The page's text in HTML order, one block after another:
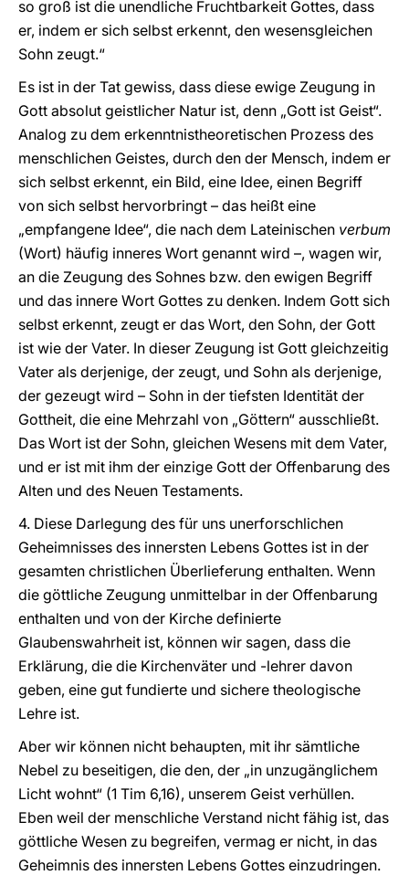
so groß ist die unendliche Fruchtbarkeit Gottes, dass
er, indem er sich selbst erkennt, den wesensgleichen
Sohn zeugt.“
Es ist in der Tat gewiss, dass diese ewige Zeugung in
Gott absolut geistlicher Natur ist, denn „Gott ist Geist“.
Analog zu dem erkenntnistheoretischen Prozess des
menschlichen Geistes, durch den der Mensch, indem er
sich selbst erkennt, ein Bild, eine Idee, einen Begriff
von sich selbst hervorbringt – das heißt eine
„empfangene Idee“, die nach dem Lateinischen verbum
(Wort) häufig inneres Wort genannt wird –, wagen wir,
an die Zeugung des Sohnes bzw. den ewigen Begriff
und das innere Wort Gottes zu denken. Indem Gott sich
selbst erkennt, zeugt er das Wort, den Sohn, der Gott
ist wie der Vater. In dieser Zeugung ist Gott gleichzeitig
Vater als derjenige, der zeugt, und Sohn als derjenige,
der gezeugt wird – Sohn in der tiefsten Identität der
Gottheit, die eine Mehrzahl von „Göttern“ ausschließt.
Das Wort ist der Sohn, gleichen Wesens mit dem Vater,
und er ist mit ihm der einzige Gott der Offenbarung des
Alten und des Neuen Testaments.
4. Diese Darlegung des für uns unerforschlichen
Geheimnisses des innersten Lebens Gottes ist in der
gesamten christlichen Überlieferung enthalten. Wenn
die göttliche Zeugung unmittelbar in der Offenbarung
enthalten und von der Kirche definierte
Glaubenswahrheit ist, können wir sagen, dass die
Erklärung, die die Kirchenväter und -lehrer davon
geben, eine gut fundierte und sichere theologische
Lehre ist.
Aber wir können nicht behaupten, mit ihr sämtliche
Nebel zu beseitigen, die den, der „in unzugänglichem
Licht wohnt“ (1 Tim 6,16), unserem Geist verhüllen.
Eben weil der menschliche Verstand nicht fähig ist, das
göttliche Wesen zu begreifen, vermag er nicht, in das
Geheimnis des innersten Lebens Gottes einzudringen.